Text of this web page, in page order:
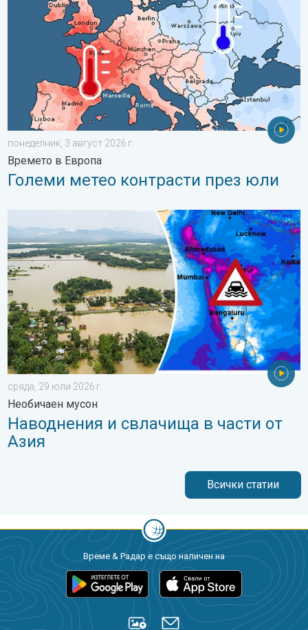
понеделник, 3 август 2026 г.
Времето в Европа
Големи метео контрасти през юли
Наводнения и свлачища в части от Азия. Необичаен
сряда, 29 юли 2026 г.
Необичаен мусон
Наводнения и свлачища в части от
Азия
Всички статии
Време & Радар е също наличен на